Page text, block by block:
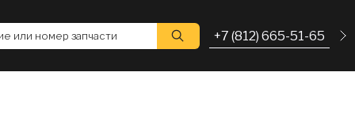
или номер запчасти +7 (812) 665-51-65